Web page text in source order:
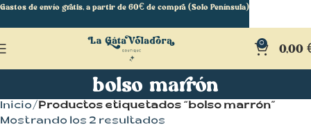
0 0,00
bolso marrón
Inicio
Productos etiquetados “bolso marrón”
Mostrando los 2 resultados
Gastos de envío gratis, a partir de 60€ de compra (Solo Península)